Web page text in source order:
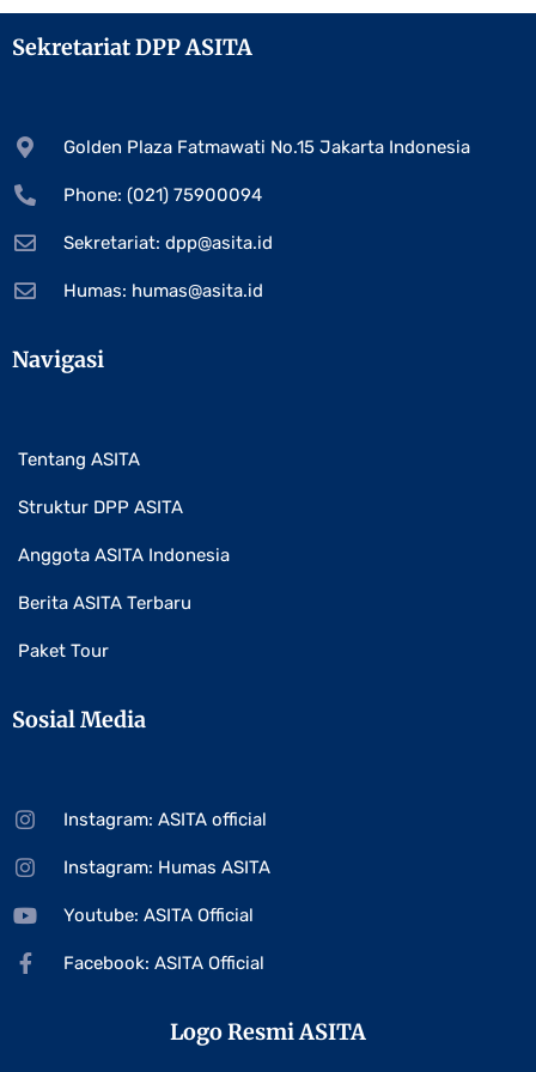
Sekretariat DPP ASITA
Golden Plaza Fatmawati No.15 Jakarta Indonesia
Phone: (021) 75900094
Sekretariat: dpp@asita.id
Humas: humas@asita.id
Navigasi
Tentang ASITA
Struktur DPP ASITA
Anggota ASITA Indonesia
Berita ASITA Terbaru
Paket Tour
Sosial Media
Instagram: ASITA official
Instagram: Humas ASITA
Youtube: ASITA Official
Facebook: ASITA Official
Logo Resmi ASITA